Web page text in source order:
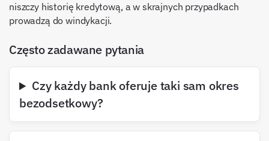
niszczy historię kredytową, a w skrajnych przypadkach
prowadzą do windykacji.
Często zadawane pytania
Czy każdy bank oferuje taki sam okres
bezodsetkowy?